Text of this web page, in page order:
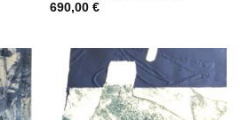
690,00 €